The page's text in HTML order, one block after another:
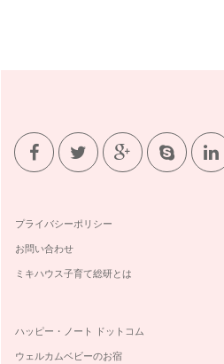
ピアノの楽しみ方「５８」室内楽
ピアノの楽しみ方「５７」宿題の取
ピアノや音楽を理解する、スコア
はまた全然違う次元の話にな…
プライバシーポリシー
お問い合わせ
ミキハウス子育て総研とは
ハッピー・ノート ドットコム
ウェルカムベビーのお宿